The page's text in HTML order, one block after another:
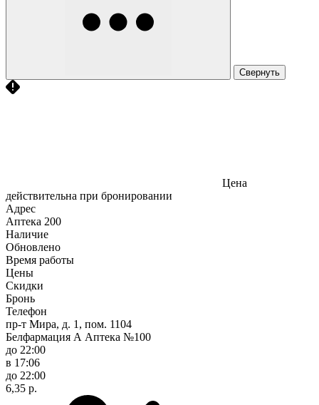
Свернуть
Цена
действительна при бронировании
Адрес
Аптека 200
Наличие
Обновлено
Время работы
Цены
Скидки
Бронь
Телефон
пр-т Мира, д. 1, пом. 1104
Белфармация А Аптека №100
до 22:00
в 17:06
до 22:00
6,35 р.